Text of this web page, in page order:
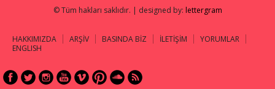
© Tüm hakları saklıdır. | designed by: lettergram
HAKKIMIZDA ARŞİV BASINDA BİZ İLETİŞİM
YORUMLAR
ENGLISH